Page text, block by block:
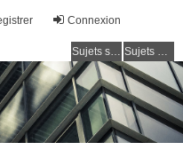
Connexion
Sujets sans réponse Sujets actifs